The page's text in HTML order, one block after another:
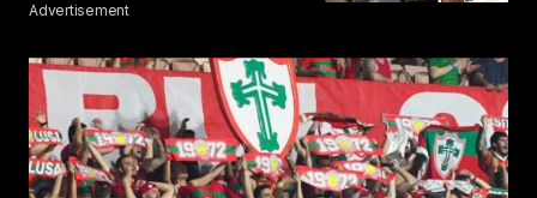
Advertisement